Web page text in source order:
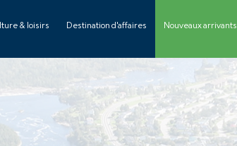
& loisirs Destination d'affaires Nouveaux arrivants